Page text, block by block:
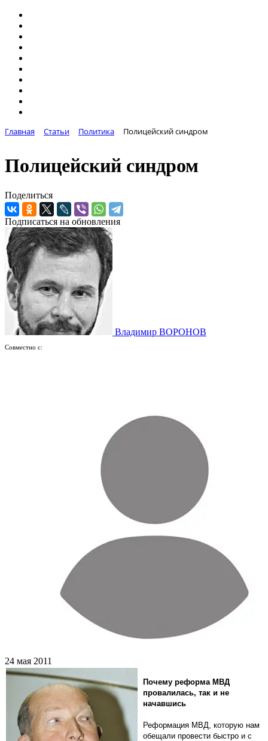
Главная Статьи Политика Полицейский синдром
Полицейский синдром
Поделиться
Подписаться на обновления
Владимир ВОРОНОВ
Совместно с:
24 мая 2011
Почему реформа МВД
провалилась, так и не
начавшись
Реформация МВД, которую нам
обещали провести быстро и с